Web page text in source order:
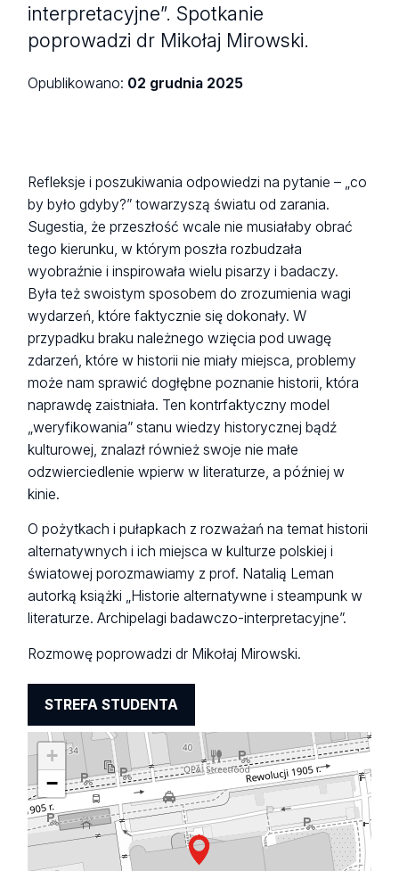
interpretacyjne”. Spotkanie
poprowadzi dr Mikołaj Mirowski.
Opublikowano: 02 grudnia 2025
Refleksje i poszukiwania odpowiedzi na pytanie – „co
by było gdyby?” towarzyszą światu od zarania.
Sugestia, że przeszłość wcale nie musiałaby obrać
tego kierunku, w którym poszła rozbudzała
wyobraźnie i inspirowała wielu pisarzy i badaczy.
Była też swoistym sposobem do zrozumienia wagi
wydarzeń, które faktycznie się dokonały. W
przypadku braku należnego wzięcia pod uwagę
zdarzeń, które w historii nie miały miejsca, problemy
może nam sprawić dogłębne poznanie historii, która
naprawdę zaistniała. Ten kontrfaktyczny model
„weryfikowania” stanu wiedzy historycznej bądź
kulturowej, znalazł również swoje nie małe
odzwierciedlenie wpierw w literaturze, a później w
kinie.
O pożytkach i pułapkach z rozważań na temat historii
alternatywnych i ich miejsca w kulturze polskiej i
światowej porozmawiamy z prof. Natalią Leman
autorką książki „Historie alternatywne i steampunk w
literaturze. Archipelagi badawczo-interpretacyjne”.
Rozmowę poprowadzi dr Mikołaj Mirowski.
STREFA STUDENTA
+
−